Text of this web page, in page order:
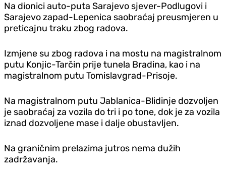
Na dionici auto-puta Sarajevo sjever-Podlugovi i
Sarajevo zapad-Lepenica saobraćaj preusmjeren u
preticajnu traku zbog radova.
Izmjene su zbog radova i na mostu na magistralnom
putu Konjic-Tarčin prije tunela Bradina, kao i na
magistralnom putu Tomislavgrad-Prisoje.
Na magistralnom putu Jablanica-Blidinje dozvoljen
je saobraćaj za vozila do tri i po tone, dok je za vozila
iznad dozvoljene mase i dalje obustavljen.
Na graničnim prelazima jutros nema dužih
zadržavanja.